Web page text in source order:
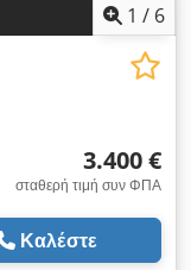
1 / 6
3.400 €
σταθερή τιμή συν ΦΠΑ
Καλέστε